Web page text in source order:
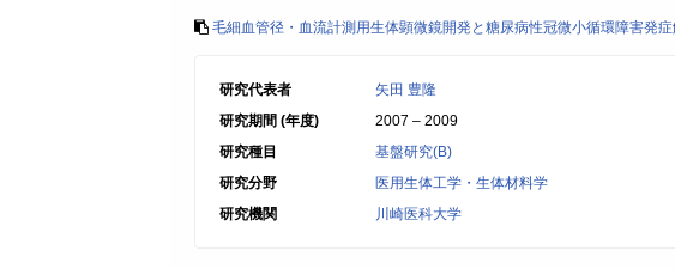
毛細血管径・血流計測用生体顕微鏡開発と糖尿病性冠微小循環障害発
研究代表者
矢田 豊隆
研究期間 (年度)
2007 – 2009
研究種目
基盤研究(B)
研究分野
医用生体工学・生体材料学
研究機関
川崎医科大学